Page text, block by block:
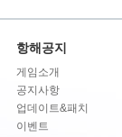
항해공지
게임소개
공지사항
업데이트&패치
이벤트